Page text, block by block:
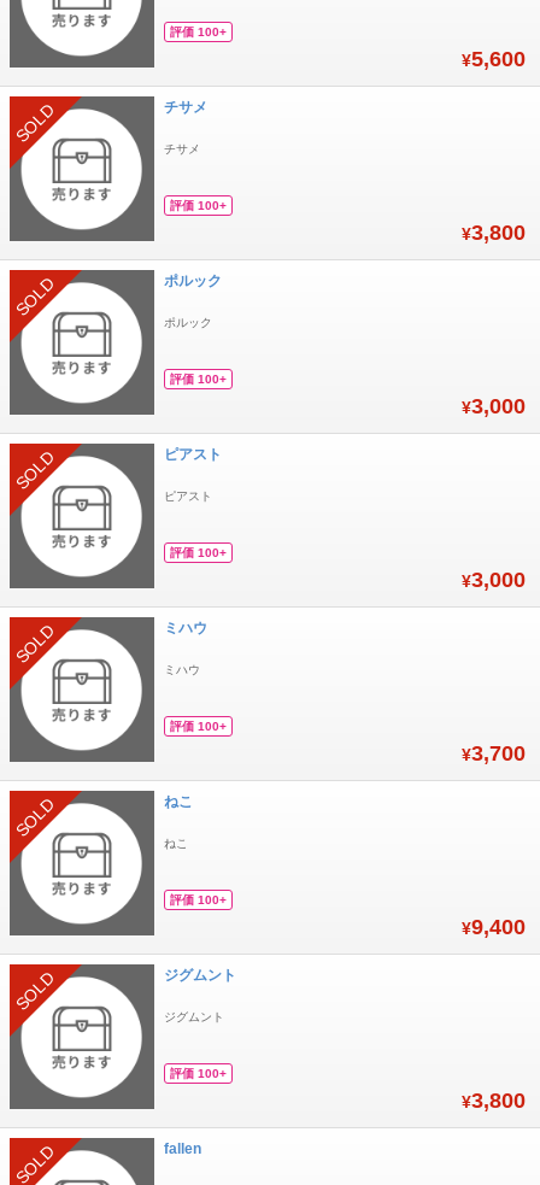
評価 100+
¥5,600
SOLD チサメ
チサメ
評価 100+
¥3,800
SOLD ポルック
ポルック
評価 100+
¥3,000
SOLD ピアスト
ピアスト
評価 100+
¥3,000
SOLD ミハウ
ミハウ
評価 100+
¥3,700
SOLD ねこ
ねこ
評価 100+
¥9,400
SOLD ジグムント
ジグムント
評価 100+
¥3,800
SOLD fallen